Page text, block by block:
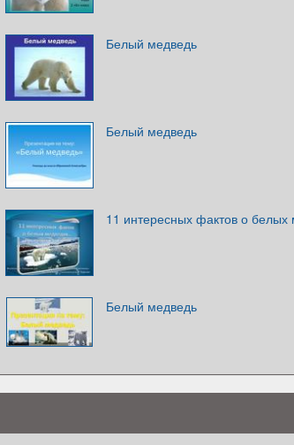
Белый медведь
Белый медведь
11 интересных фактов о белых
Белый медведь